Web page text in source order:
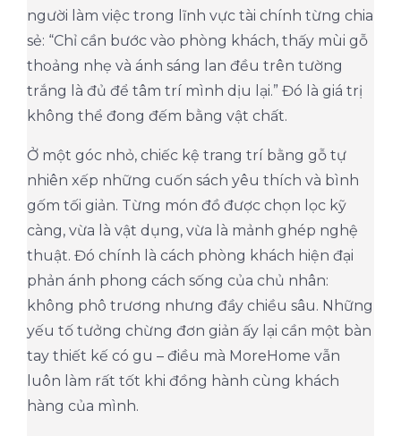
người làm việc trong lĩnh vực tài chính từng chia
sẻ: “Chỉ cần bước vào phòng khách, thấy mùi gỗ
thoảng nhẹ và ánh sáng lan đều trên tường
trắng là đủ để tâm trí mình dịu lại.” Đó là giá trị
không thể đong đếm bằng vật chất.
Ở một góc nhỏ, chiếc kệ trang trí bằng gỗ tự
nhiên xếp những cuốn sách yêu thích và bình
gốm tối giản. Từng món đồ được chọn lọc kỹ
càng, vừa là vật dụng, vừa là mảnh ghép nghệ
thuật. Đó chính là cách phòng khách hiện đại
phản ánh phong cách sống của chủ nhân:
không phô trương nhưng đầy chiều sâu. Những
yếu tố tưởng chừng đơn giản ấy lại cần một bàn
tay thiết kế có gu – điều mà MoreHome vẫn
luôn làm rất tốt khi đồng hành cùng khách
hàng của mình.